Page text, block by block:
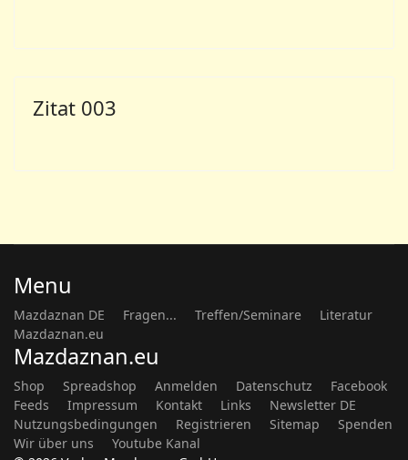
Zitat 003
Menu
Mazdaznan DE Fragen... Treffen/Seminare
Literatur
Mazdaznan.eu
Mazdaznan.eu
Shop Spreadshop Anmelden Datenschutz
Facebook
Feeds
Impressum Kontakt Links
Newsletter DE
Nutzungsbedingungen
Registrieren Sitemap
Spenden
Wir über uns
Youtube Kanal